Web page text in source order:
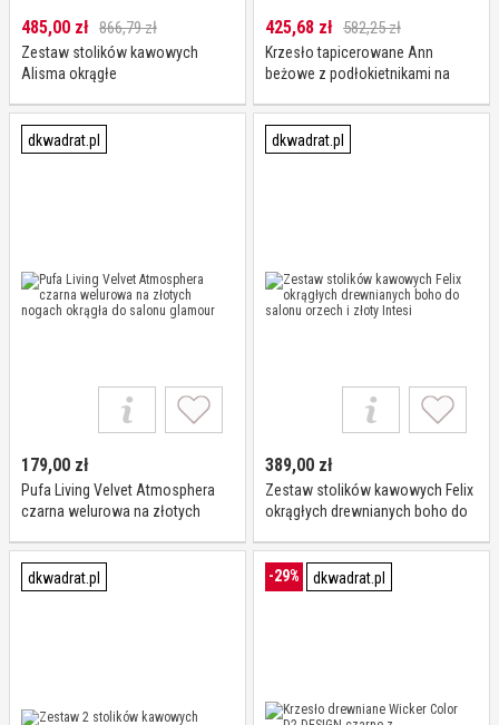
485,00 zł 866,79 zł
Zestaw stolików kawowych
Alisma okrągłe
425,68 zł 582,25 zł
Krzesło tapicerowane Ann
beżowe z podłokietnikami na
nowoczesne Actona
dkwadrat.pl
179,00 zł
Pufa Living Velvet Atmosphera
czarna welurowa na złotych
glamour
dkwadrat.pl
389,00 zł
Zestaw stolików kawowych Felix
okrągłych drewnianych boho do
dkwadrat.pl -29% dkwadrat.pl